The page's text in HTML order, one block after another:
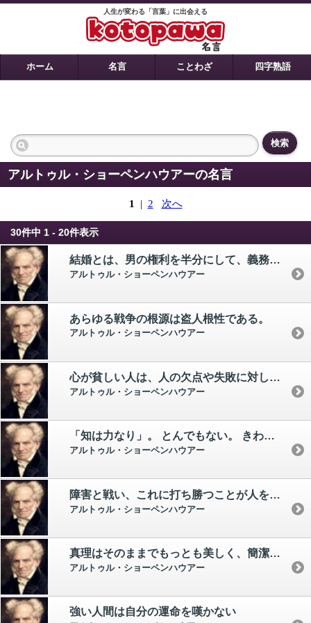
人生が変わる「言葉」に出会える
ホーム 名言 ことわざ 四字熟語
検索
アルトゥル・ショーペンハウアーの名言
1 | 2 次へ
30件中 1 - 20件表示
結婚とは、男の権利を半分にして、義務を二倍にすることである。
アルトゥル・ショーペンハウアー
あらゆる戦争の根源は盗人根性である。
アルトゥル・ショーペンハウアー
心が貧しい人は、人の欠点や失敗に対して喜びを感じる。
アルトゥル・ショーペンハウアー
「知は力なり」。 とんでもない。 きわめて多くの知識を身につけていても、少しも力をもっていない人もあるし、逆に、なけなしの知識しかなくても、最高の威力を揮う人もある。
アルトゥル・ショーペンハウアー
障害と戦い、これに打ち勝つことが人を幸せにする。
アルトゥル・ショーペンハウアー
真理はそのままでもっとも美しく、簡潔に表現されていればいるほど、その与える感銘はいよいよ深い。
アルトゥル・ショーペンハウアー
強い人間は自分の運命を嘆かない